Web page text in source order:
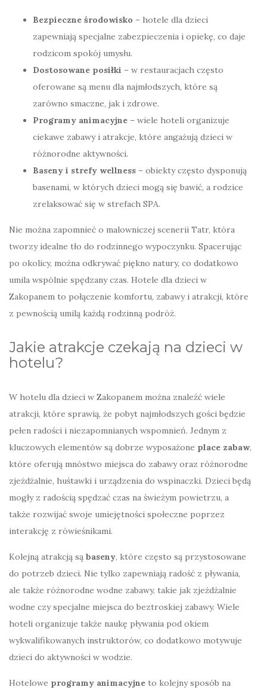
Bezpieczne środowisko – hotele dla dzieci
zapewniają specjalne zabezpieczenia i opiekę, co daje
rodzicom spokój umysłu.
Dostosowane posiłki – w restauracjach często
oferowane są menu dla najmłodszych, które są
zarówno smaczne, jak i zdrowe.
Programy animacyjne – wiele hoteli organizuje
ciekawe zabawy i atrakcje, które angażują dzieci w
różnorodne aktywności.
Baseny i strefy wellness – obiekty często dysponują
basenami, w których dzieci mogą się bawić, a rodzice
zrelaksować się w strefach SPA.
Nie można zapomnieć o malowniczej scenerii Tatr, która
tworzy idealne tło do rodzinnego wypoczynku. Spacerując
po okolicy, można odkrywać piękno natury, co dodatkowo
umila wspólnie spędzany czas. Hotele dla dzieci w
Zakopanem to połączenie komfortu, zabawy i atrakcji, które
z pewnością umilą każdą rodzinną podróż.
Jakie atrakcje czekają na dzieci w
hotelu?
W hotelu dla dzieci w Zakopanem można znaleźć wiele
atrakcji, które sprawią, że pobyt najmłodszych gości będzie
pełen radości i niezapomnianych wspomnień. Jednym z
kluczowych elementów są dobrze wyposażone place zabaw,
które oferują mnóstwo miejsca do zabawy oraz różnorodne
zjeżdżalnie, huśtawki i urządzenia do wspinaczki. Dzieci będą
mogły z radością spędzać czas na świeżym powietrzu, a
także rozwijać swoje umiejętności społeczne poprzez
interakcję z rówieśnikami.
Kolejną atrakcją są baseny, które często są przystosowane
do potrzeb dzieci. Nie tylko zapewniają radość z pływania,
ale także różnorodne wodne zabawy, takie jak zjeżdżalnie
wodne czy specjalne miejsca do beztroskiej zabawy. Wiele
hoteli organizuje także naukę pływania pod okiem
wykwalifikowanych instruktorów, co dodatkowo motywuje
dzieci do aktywności w wodzie.
Hotelowe programy animacyjne to kolejny sposób na